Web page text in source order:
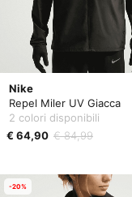
Nike
Repel Miler UV Giacca
2 colori disponibili
€ 64,90 € 84,99
-20%